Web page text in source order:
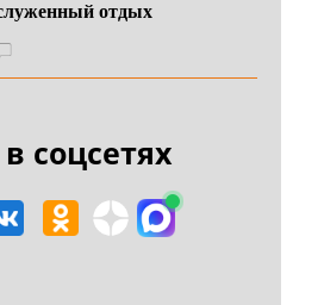
отдых
соцсетях